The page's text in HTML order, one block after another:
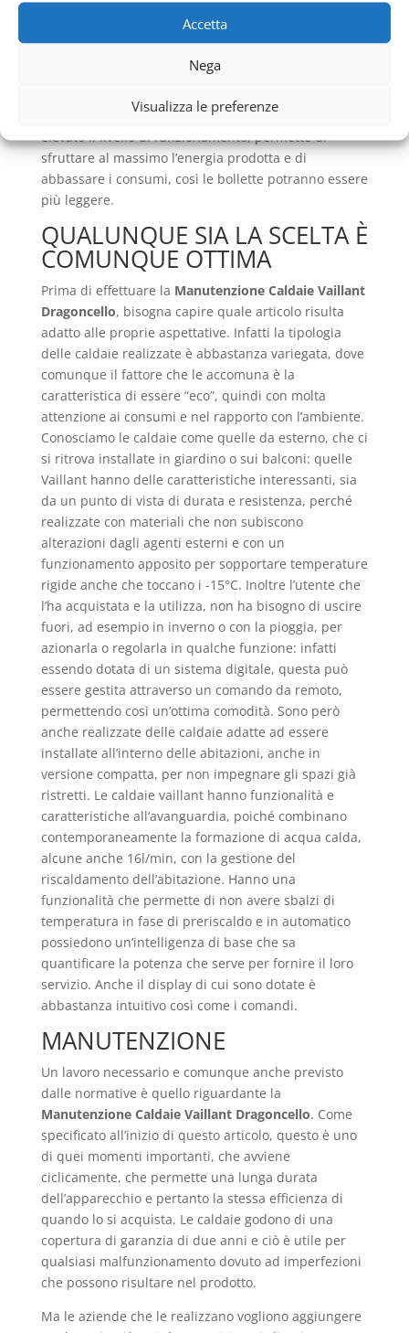
Accetta
Nega
Visualizza le preferenze
raggiunge un livello del 109%, poiché si riesce a
Questo fattore sottolinea come sia ancora più
Vaillant Dragoncello, perché riuscire a mantenere
elevato il livello di funzionamento, permette di
sfruttare al massimo l’energia prodotta e di
abbassare i consumi, così le bollette potranno essere
più leggere.
QUALUNQUE SIA LA SCELTA È
COMUNQUE OTTIMA
Prima di effettuare la Manutenzione Caldaie Vaillant
Dragoncello, bisogna capire quale articolo risulta
adatto alle proprie aspettative. Infatti la tipologia
delle caldaie realizzate è abbastanza variegata, dove
comunque il fattore che le accomuna è la
caratteristica di essere “eco”, quindi con molta
attenzione ai consumi e nel rapporto con l’ambiente.
Conosciamo le caldaie come quelle da esterno, che ci
si ritrova installate in giardino o sui balconi: quelle
Vaillant hanno delle caratteristiche interessanti, sia
da un punto di vista di durata e resistenza, perché
realizzate con materiali che non subiscono
alterazioni dagli agenti esterni e con un
funzionamento apposito per sopportare temperature
rigide anche che toccano i -15°C. Inoltre l’utente che
l’ha acquistata e la utilizza, non ha bisogno di uscire
fuori, ad esempio in inverno o con la pioggia, per
azionarla o regolarla in qualche funzione: infatti
essendo dotata di un sistema digitale, questa può
essere gestita attraverso un comando da remoto,
permettendo così un’ottima comodità. Sono però
anche realizzate delle caldaie adatte ad essere
installate all’interno delle abitazioni, anche in
versione compatta, per non impegnare gli spazi già
ristretti. Le caldaie vaillant hanno funzionalità e
caratteristiche all’avanguardia, poiché combinano
contemporaneamente la formazione di acqua calda,
alcune anche 16l/min, con la gestione del
riscaldamento dell’abitazione. Hanno una
funzionalità che permette di non avere sbalzi di
temperatura in fase di preriscaldo e in automatico
possiedono un’intelligenza di base che sa
quantificare la potenza che serve per fornire il loro
servizio. Anche il display di cui sono dotate è
abbastanza intuitivo così come i comandi.
MANUTENZIONE
Un lavoro necessario e comunque anche previsto
dalle normative è quello riguardante la
Manutenzione Caldaie Vaillant Dragoncello. Come
specificato all’inizio di questo articolo, questo è uno
di quei momenti importanti, che avviene
ciclicamente, che permette una lunga durata
dell’apparecchio e pertanto la stessa efficienza di
quando lo si acquista. Le caldaie godono di una
copertura di garanzia di due anni e ciò è utile per
qualsiasi malfunzionamento dovuto ad imperfezioni
che possono risultare nel prodotto.
Ma le aziende che le realizzano vogliono aggiungere